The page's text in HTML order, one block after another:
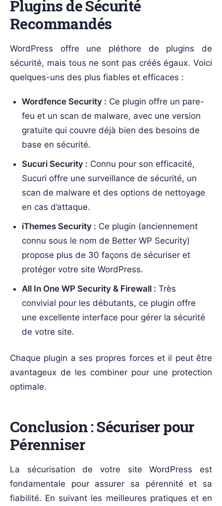
Plugins de Sécurité
Recommandés
WordPress offre une pléthore de plugins de
sécurité, mais tous ne sont pas créés égaux. Voici
quelques-uns des plus fiables et efficaces :
Wordfence Security : Ce plugin offre un pare-
feu et un scan de malware, avec une version
gratuite qui couvre déjà bien des besoins de
base en sécurité.
Sucuri Security : Connu pour son efficacité,
Sucuri offre une surveillance de sécurité, un
scan de malware et des options de nettoyage
en cas d’attaque.
iThemes Security : Ce plugin (anciennement
connu sous le nom de Better WP Security)
propose plus de 30 façons de sécuriser et
protéger votre site WordPress.
All In One WP Security & Firewall : Très
convivial pour les débutants, ce plugin offre
une excellente interface pour gérer la sécurité
de votre site.
Chaque plugin a ses propres forces et il peut être
avantageux de les combiner pour une protection
optimale.
Conclusion : Sécuriser pour
Pérenniser
La sécurisation de votre site WordPress est
fondamentale pour assurer sa pérennité et sa
fiabilité. En suivant les meilleures pratiques et en